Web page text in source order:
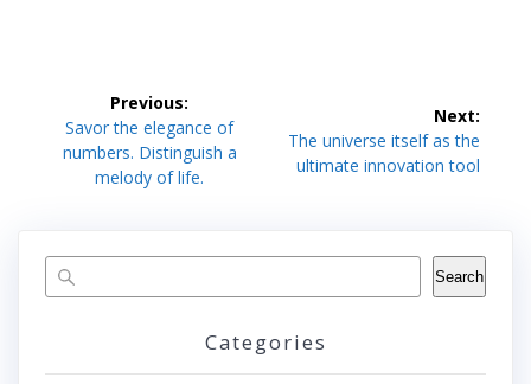
navigation
Previous:
Previous
post:
Savor the elegance of
numbers. Distinguish a
melody of life.
Next:
Next
post:
The universe itself as the
ultimate innovation tool
Search
Categories